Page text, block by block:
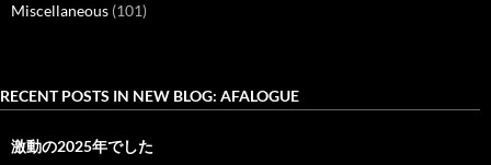
Miscellaneous (101)
RECENT POSTS IN NEW BLOG: AFALOGUE
激動の2025年でした